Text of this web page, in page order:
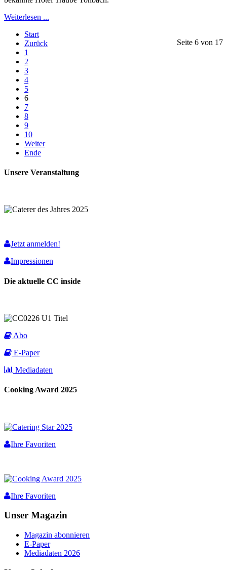
Weiterlesen ...
Seite 6 von 17
Start
Zurück
1
2
3
4
5
6
7
8
9
10
Weiter
Ende
Unsere Veranstaltung
Jetzt anmelden!
Impressionen
Die aktuelle CC inside
Abo
E-Paper
Mediadaten
Cooking Award 2025
Ihre Favoriten
Ihre Favoriten
Unser Magazin
Magazin abonnieren
E-Paper
Mediadaten 2026